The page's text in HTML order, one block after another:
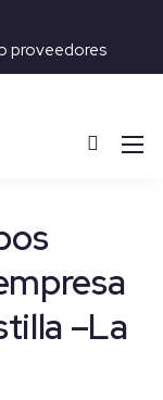
proveedores
–La